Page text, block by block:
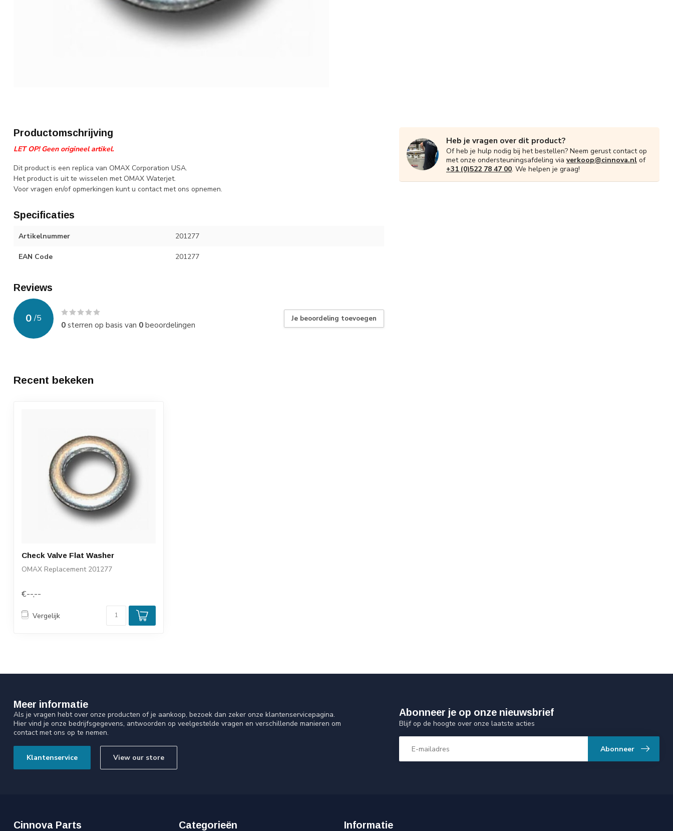
Productomschrijving
LET OP! Geen origineel artikel.
Dit product is een replica van OMAX Corporation USA.
Het product is uit te wisselen met OMAX Waterjet.
Voor vragen en/of opmerkingen kunt u contact met ons opnemen.
Specificaties
Artikelnummer 201277
EAN Code 201277
Reviews
0 /5
0sterren op basis van 0beoordelingen
Je beoordeling toevoegen
Heb je vragen over dit product?
Of heb je hulp nodig bij het bestellen? Neem gerust contact op
met onze ondersteuningsafdeling via verkoop@cinnova.nl of
+31 (0)522 78 47 00. We helpen je graag!
Recent bekeken
Check Valve Flat Washer
OMAX Replacement 201277
€--,--
Vergelijk
Meer informatie
Als je vragen hebt over onze producten of je aankoop, bezoek dan zeker onze klantenservicepagina.
Hier vind je onze bedrijfsgegevens, antwoorden op veelgestelde vragen en verschillende manieren om
contact met ons op te nemen.
Klantenservice View our store
Abonneer je op onze nieuwsbrief
Blijf op de hoogte over onze laatste acties
Abonneer
Cinnova Parts Categorieën Informatie